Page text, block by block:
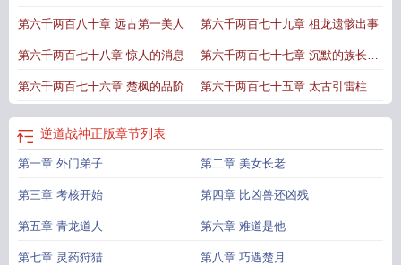
妍
第六千两百八十章 远古第一美人 第六千两百七十九章 祖龙遗骸出事
第六千两百七十八章 惊人的消息 第六千两百七十七章 沉默的族长拦
路的障碍
第六千两百七十六章 楚枫的品阶 第六千两百七十五章 太古引雷柱
逆道战神正版章节列表
第一章 外门弟子 第二章 美女长老
第三章 考核开始 第四章 比凶兽还凶残
第五章 青龙道人 第六章 难道是他
第七章 灵药狩猎 第八章 巧遇楚月